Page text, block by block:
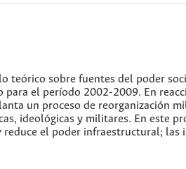
teórico sobre fuentes del poder
para el período 2002-2009. En
un proceso de reorganización
ideológicas y militares. En este
el poder infraestructural; las